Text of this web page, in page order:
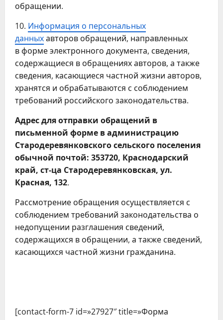
обращении.
10. Информация о персональных
данныхавторов обращений, направленных
в форме электронного документа, сведения,
содержащиеся в обращениях авторов, а также
сведения, касающиеся частной жизни авторов,
хранятся и обрабатываются с соблюдением
требований российского законодательства.
Адрес для отправки обращений в
письменной форме в администрацию
Стародеревянковского сельского поселения
обычной почтой: 353720, Краснодарский
край, ст-ца Стародеревянковская, ул.
Красная, 132.
Рассмотрение обращения осуществляется с
соблюдением требований законодательства о
недопущении разглашения сведений,
содержащихся в обращении, а также сведений,
касающихся частной жизни гражданина.
[contact-form-7 id=»27927″ title=»Форма